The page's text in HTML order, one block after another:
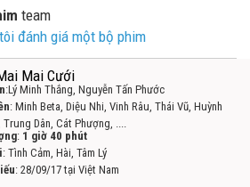
team
đánh giá một bộ phim
Mai Cưới
:Lý Minh Thắng, Nguyễn Tấn Phước
: Minh Beta, Diệu Nhi, Vinh Râu, Thái Vũ, Huỳnh
Trung Dân, Cát Phượng, ....
: 1 giờ 40 phút
: Tình Cảm, Hài, Tâm Lý
: 28/09/17 tại Việt Nam